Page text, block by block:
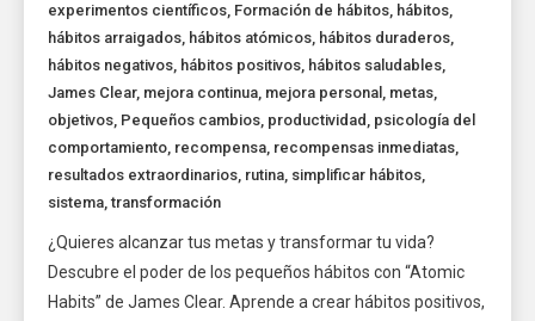
experimentos científicos, Formación de hábitos, hábitos,
hábitos arraigados, hábitos atómicos, hábitos duraderos,
hábitos negativos, hábitos positivos, hábitos saludables,
James Clear, mejora continua, mejora personal , metas,
objetivos, Pequeños cambios, productividad , psicología del
comportamiento, recompensa, recompensas inmediatas,
resultados extraordinarios, rutina, simplificar hábitos,
sistema,transformación
¿Quieres alcanzar tus metas y transformar tu vida?
Descubre el poder de los pequeños hábitos con “Atomic
Habits” de James Clear. Aprende a crear hábitos positivos,